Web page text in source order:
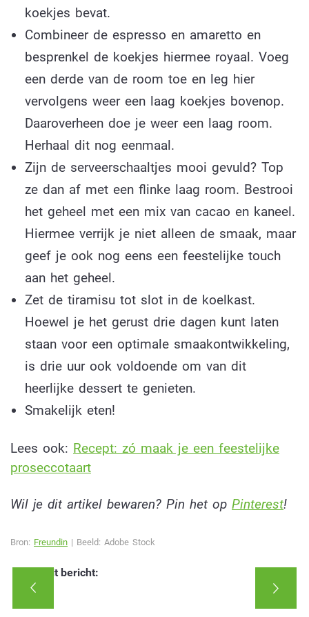
koekjes bevat.
Combineer de espresso en amaretto en
besprenkel de koekjes hiermee royaal. Voeg
een derde van de room toe en leg hier
vervolgens weer een laag koekjes bovenop.
Daaroverheen doe je weer een laag room.
Herhaal dit nog eenmaal.
Zijn de serveerschaaltjes mooi gevuld? Top
ze dan af met een flinke laag room. Bestrooi
het geheel met een mix van cacao en kaneel.
Hiermee verrijk je niet alleen de smaak, maar
geef je ook nog eens een feestelijke touch
aan het geheel.
Zet de tiramisu tot slot in de koelkast.
Hoewel je het gerust drie dagen kunt laten
staan voor een optimale smaakontwikkeling,
is drie uur ook voldoende om van dit
heerlijke dessert te genieten.
Smakelijk eten!
Lees ook: Recept: zó maak je een feestelijke
proseccotaart
Wil je dit artikel bewaren? Pin het op Pinterest!
Bron: Freundin | Beeld: Adobe Stock
Deel dit bericht: